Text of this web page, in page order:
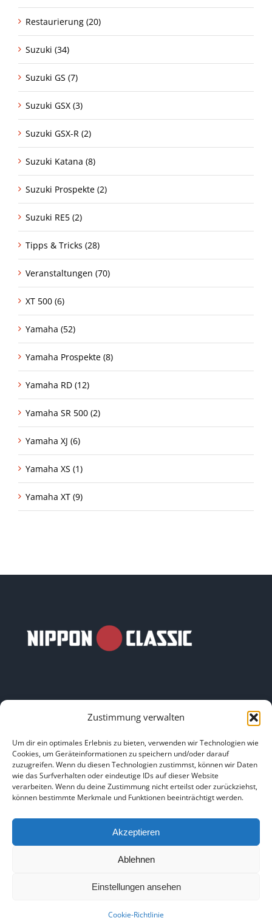
Zustimmung verwalten
Um dir ein optimales Erlebnis zu bieten, verwenden wir Technologien wie
Cookies, um Geräteinformationen zu speichern und/oder darauf
zuzugreifen. Wenn du diesen Technologien zustimmst, können wir Daten
wie das Surfverhalten oder eindeutige IDs auf dieser Website
verarbeiten. Wenn du deine Zustimmung nicht erteilst oder zurückziehst,
können bestimmte Merkmale und Funktionen beeinträchtigt werden.
Akzeptieren
Ablehnen
Einstellungen ansehen
Cookie-Richtlinie
Restaurierung (20)
Suzuki (34)
Suzuki GS (7)
Suzuki GSX (3)
Suzuki GSX-R (2)
Suzuki Katana (8)
Suzuki Prospekte (2)
Suzuki RE5 (2)
Tipps & Tricks (28)
Veranstaltungen (70)
XT 500 (6)
Yamaha (52)
Yamaha Prospekte (8)
Yamaha RD (12)
Yamaha SR 500 (2)
Yamaha XJ (6)
Yamaha XS (1)
Yamaha XT (9)
HOME|ÜBER UNS|IMPRESSUM |DATENSCHUTZ
BILDNACHWEISE
Copyright 2025